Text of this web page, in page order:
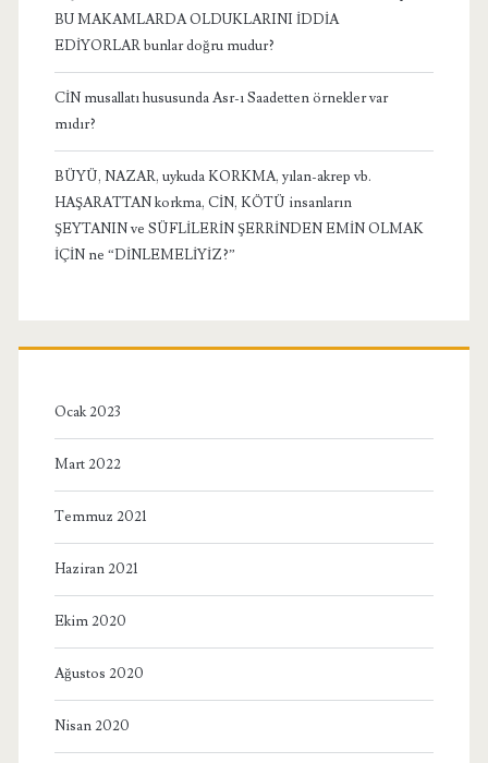
BU MAKAMLARDA OLDUKLARINI İDDİA
EDİYORLAR bunlar doğru mudur?
CİN musallatı hususunda Asr-ı Saadetten örnekler var
mıdır?
BÜYÜ, NAZAR, uykuda KORKMA, yılan-akrep vb.
HAŞARATTAN korkma, CİN, KÖTÜ insanların
ŞEYTANIN ve SÜFLİLERİN ŞERRİNDEN EMİN OLMAK
İÇİN ne “DİNLEMELİYİZ?”
Ocak 2023
Mart 2022
Temmuz 2021
Haziran 2021
Ekim 2020
Ağustos 2020
Nisan 2020